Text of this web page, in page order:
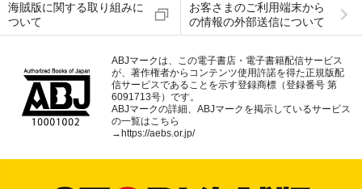
海賊版に関する取り組みに
ついて
お客さまのご利用端末から
の情報の外部送信について
ABJマークは、この電子書店・電子書籍配信サービス
が、著作権者からコンテンツ使用許諾を得た正規版配
信サービスであることを示す登録商標（登録番号 第
6091713号）です。
ABJマークの詳細、ABJマークを掲示しているサービス
の一覧はこちら
→ https://aebs.or.jp/